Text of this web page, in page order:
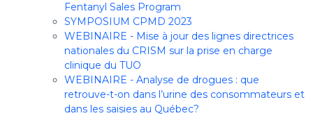
Fentanyl Sales Program
SYMPOSIUM CPMD 2023
WEBINAIRE - Mise à jour des lignes directrices
nationales du CRISM sur la prise en charge
clinique du TUO
WEBINAIRE - Analyse de drogues : que
retrouve-t-on dans l’urine des consommateurs et
dans les saisies au Québec?